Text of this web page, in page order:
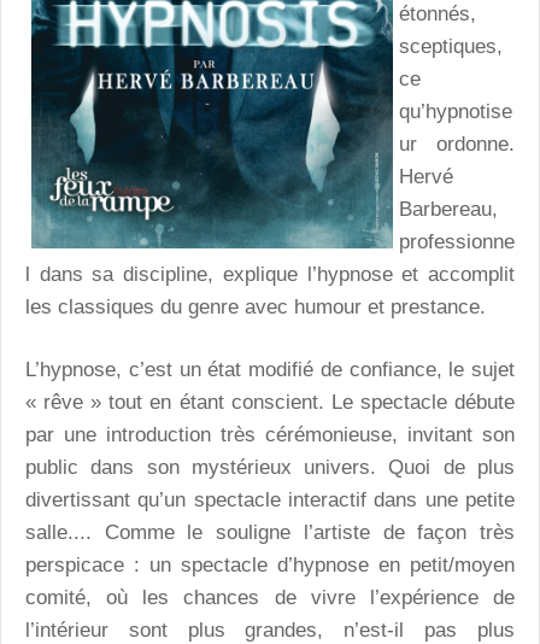
étonnés,
sceptiques,
ce
qu’hypnotise
ur ordonne.
Hervé
Barbereau,
professionne
l dans sa discipline, explique l’hypnose et accomplit
les classiques du genre avec humour et prestance.
L’hypnose, c’est un état modifié de confiance, le sujet
« rêve » tout en étant conscient. Le spectacle débute
par une introduction très cérémonieuse, invitant son
public dans son mystérieux univers. Quoi de plus
divertissant qu’un spectacle interactif dans une petite
salle.... Comme le souligne l’artiste de façon très
perspicace : un spectacle d’hypnose en petit/moyen
comité, où les chances de vivre l’expérience de
l’intérieur sont plus grandes, n’est-il pas plus